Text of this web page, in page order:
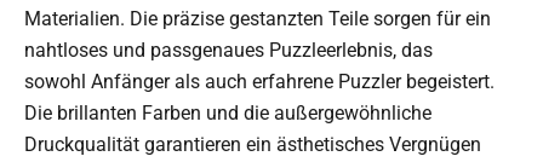
Materialien. Die präzise gestanzten Teile sorgen für ein
nahtloses und passgenaues Puzzleerlebnis, das
sowohl Anfänger als auch erfahrene Puzzler begeistert.
Die brillanten Farben und die außergewöhnliche
Druckqualität garantieren ein ästhetisches Vergnügen